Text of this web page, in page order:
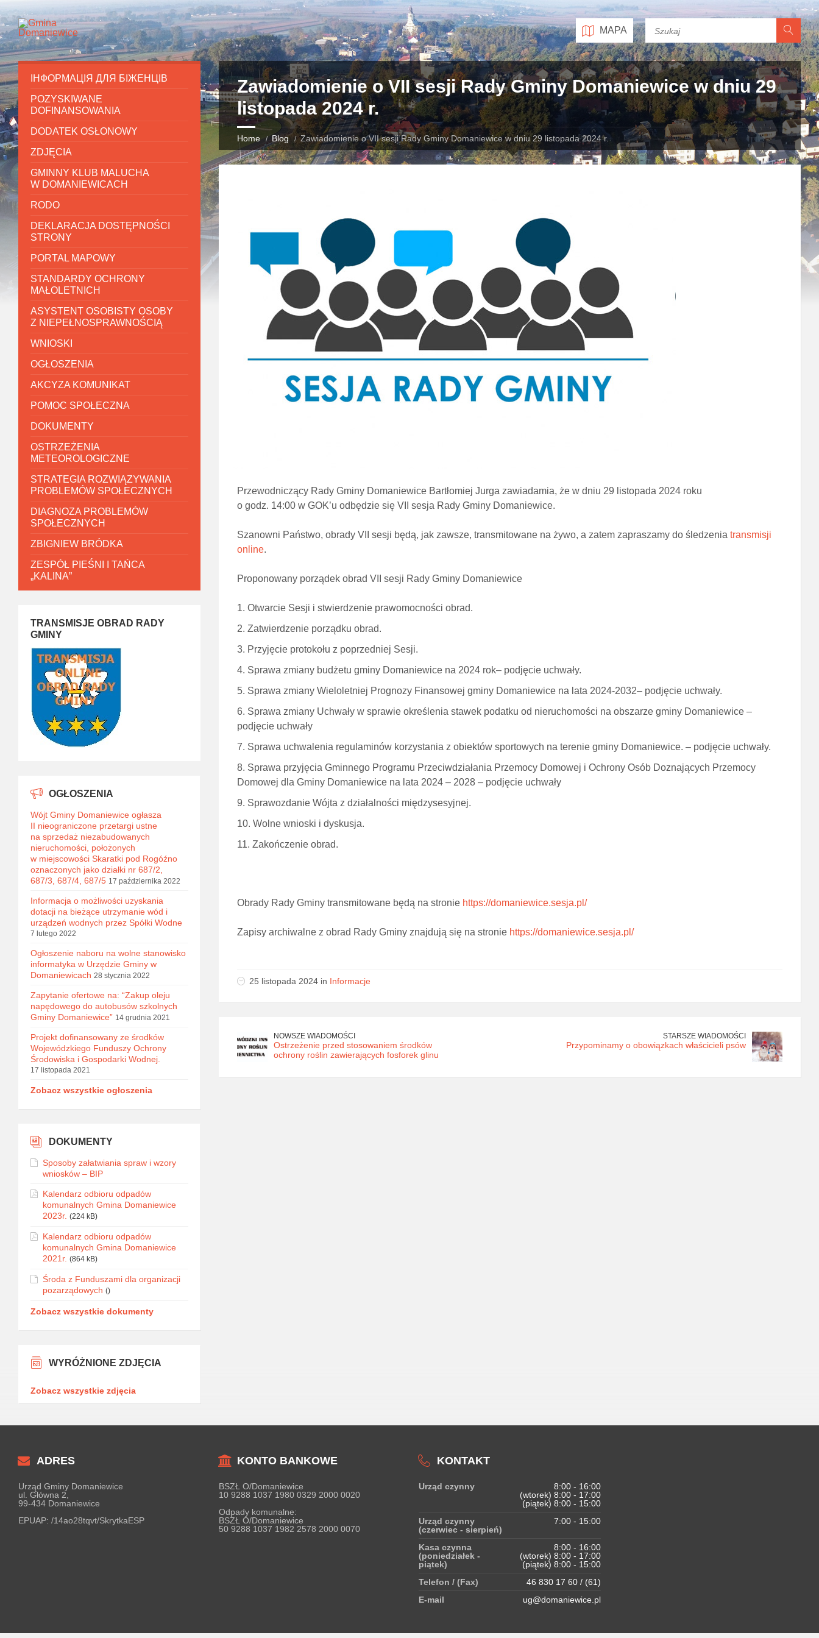
MAPA
Zawiadomienie o VII sesji Rady Gminy Domaniewice w dniu 29
listopada 2024 r.
Home Blog Zawiadomienie o VII sesji Rady Gminy Domaniewice w dniu 29 listopada 2024 r.
Przewodniczący Rady Gminy Domaniewice Bartłomiej Jurga zawiadamia, że w dniu 29 listopada 2024 roku
o godz. 14:00 w GOK’u odbędzie się VII sesja Rady Gminy Domaniewice.
Szanowni Państwo, obrady VII sesji będą, jak zawsze, transmitowane na żywo, a zatem zapraszamy do śledzenia transmisji
online.
Proponowany porządek obrad VII sesji Rady Gminy Domaniewice
Otwarcie Sesji i stwierdzenie prawomocności obrad.
Zatwierdzenie porządku obrad.
Przyjęcie protokołu z poprzedniej Sesji.
Sprawa zmiany budżetu gminy Domaniewice na 2024 rok– podjęcie uchwały.
Sprawa zmiany Wieloletniej Prognozy Finansowej gminy Domaniewice na lata 2024-2032– podjęcie uchwały.
Sprawa zmiany Uchwały w sprawie określenia stawek podatku od nieruchomości na obszarze gminy Domaniewice –
podjęcie uchwały
Sprawa uchwalenia regulaminów korzystania z obiektów sportowych na terenie gminy Domaniewice. – podjęcie uchwały.
Sprawa przyjęcia Gminnego Programu Przeciwdziałania Przemocy Domowej i Ochrony Osób Doznających Przemocy
Domowej dla Gminy Domaniewice na lata 2024 – 2028 – podjęcie uchwały
Sprawozdanie Wójta z działalności międzysesyjnej.
Wolne wnioski i dyskusja.
Zakończenie obrad.
Obrady Rady Gminy transmitowane będą na stronie https://domaniewice.sesja.pl/
Zapisy archiwalne z obrad Rady Gminy znajdują się na stronie https://domaniewice.sesja.pl/
25 listopada 2024 in Informacje
NOWSZE WIADOMOŚCI
Ostrzeżenie przed stosowaniem środków
ochrony roślin zawierających fosforek glinu
STARSZE WIADOMOŚCI
Przypominamy o obowiązkach właścicieli psów
ІНФОРМАЦІЯ ДЛЯ БІЖЕНЦІВ
POZYSKIWANE
DOFINANSOWANIA
DODATEK OSŁONOWY
ZDJĘCIA
GMINNY KLUB MALUCHA
W DOMANIEWICACH
RODO
DEKLARACJA DOSTĘPNOŚCI
STRONY
PORTAL MAPOWY
STANDARDY OCHRONY
MAŁOLETNICH
ASYSTENT OSOBISTY OSOBY
Z NIEPEŁNOSPRAWNOŚCIĄ
WNIOSKI
OGŁOSZENIA
AKCYZA KOMUNIKAT
POMOC SPOŁECZNA
DOKUMENTY
OSTRZEŻENIA
METEOROLOGICZNE
STRATEGIA ROZWIĄZYWANIA
PROBLEMÓW SPOŁECZNYCH
DIAGNOZA PROBLEMÓW
SPOŁECZNYCH
ZBIGNIEW BRÓDKA
ZESPÓŁ PIEŚNI I TAŃCA
„KALINA”
TRANSMISJE OBRAD RADY
GMINY
OGŁOSZENIA
Wójt Gminy Domaniewice ogłasza
II nieograniczone przetargi ustne
na sprzedaż niezabudowanych
nieruchomości, położonych
w miejscowości Skaratki pod Rogóźno
oznaczonych jako działki nr 687/2,
687/3, 687/4, 687/5 17 października 2022
Informacja o możliwości uzyskania
dotacji na bieżące utrzymanie wód i
urządzeń wodnych przez Spółki Wodne
7 lutego 2022
Ogłoszenie naboru na wolne stanowisko
informatyka w Urzędzie Gminy w
Domaniewicach 28 stycznia 2022
Zapytanie ofertowe na: “Zakup oleju
napędowego do autobusów szkolnych
Gminy Domaniewice” 14 grudnia 2021
Projekt dofinansowany ze środków
Wojewódzkiego Funduszy Ochrony
Środowiska i Gospodarki Wodnej.
17 listopada 2021
Zobacz wszystkie ogłoszenia
DOKUMENTY
Sposoby załatwiania spraw i wzory
wniosków – BIP
Kalendarz odbioru odpadów
komunalnych Gmina Domaniewice
2023r. (224 kB)
Kalendarz odbioru odpadów
komunalnych Gmina Domaniewice
2021r. (864 kB)
Środa z Funduszami dla organizacji
pozarządowych ()
Zobacz wszystkie dokumenty
WYRÓŻNIONE ZDJĘCIA
Zobacz wszystkie zdjęcia
ADRES
Urząd Gminy Domaniewice
ul. Główna 2,
99-434 Domaniewice
EPUAP: /14ao28tqvt/SkrytkaESP
KONTO BANKOWE
BSZŁ O/Domaniewice
10 9288 1037 1980 0329 2000 0020
Odpady komunalne:
BSZŁ O/Domaniewice
50 9288 1037 1982 2578 2000 0070
KONTAKT
Urząd czynny
8:00 - 16:00
(wtorek) 8:00 - 17:00
(piątek) 8:00 - 15:00
Urząd czynny
(czerwiec - sierpień)
7:00 - 15:00
Kasa czynna
(poniedziałek -
piątek)
8:00 - 16:00
(wtorek) 8:00 - 17:00
(piątek) 8:00 - 15:00
Telefon / (Fax)
46 830 17 60 / (61)
E-mail
ug@domaniewice.pl